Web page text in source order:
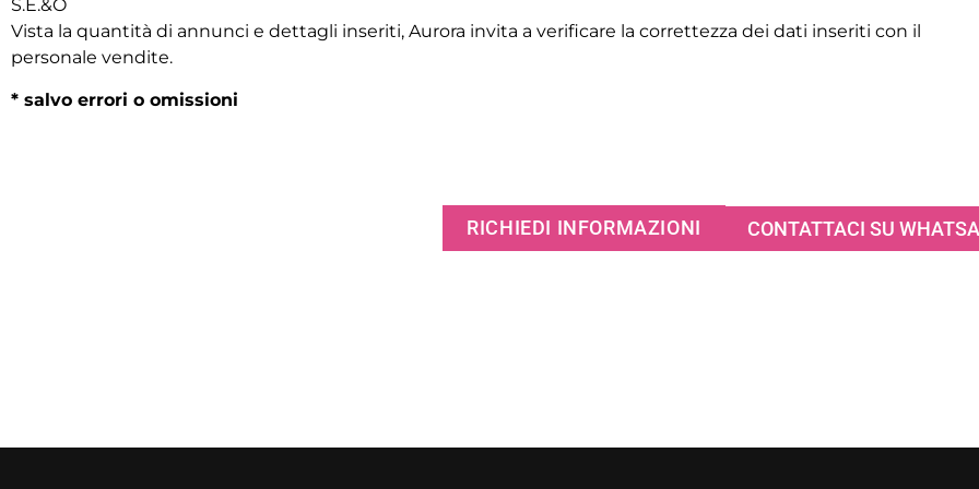
S.E.&O
Vista la quantità di annunci e dettagli inseriti, Aurora invita a verificare la correttezza dei dati inseriti con il
personale vendite.
* salvo errori o omissioni
RICHIEDI INFORMAZIONI CONTATTACI SU